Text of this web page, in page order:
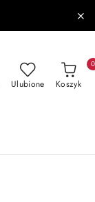
Ulubione Koszyk
0